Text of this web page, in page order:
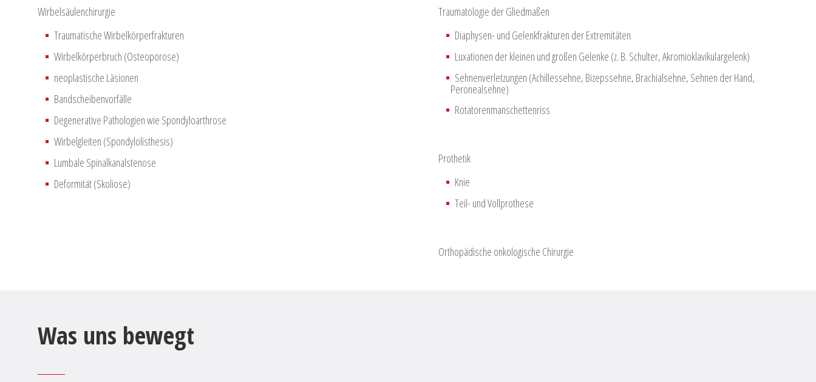
Wirbelsäulenchirurgie
Traumatische Wirbelkörperfrakturen
Wirbelkörperbruch (Osteoporose)
neoplastische Läsionen
Bandscheibenvorfälle
Degenerative Pathologien wie Spondyloarthrose
Wirbelgleiten (Spondylolisthesis)
Lumbale Spinalkanalstenose
Deformität (Skoliose)
Traumatologie der Gliedmaßen
Diaphysen- und Gelenkfrakturen der Extremitäten
Luxationen der kleinen und großen Gelenke (z. B. Schulter, Akromioklavikulargelenk)
Sehnenverletzungen (Achillessehne, Bizepssehne, Brachialsehne, Sehnen der Hand,
Peronealsehne)
Rotatorenmanschettenriss
Prothetik
Knie
Teil- und Vollprothese
Orthopädische onkologische Chirurgie
Was uns bewegt